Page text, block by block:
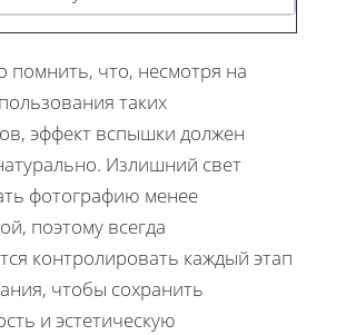
помнить, что, несмотря на
таких
эффект вспышки должен
Излишний свет
фотографию менее
поэтому всегда
контролировать каждый этап
чтобы сохранить
и эстетическую